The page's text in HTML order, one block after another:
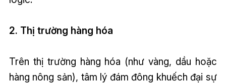
2. Thị trường hàng hóa
Trên thị trường hàng hóa (như vàng, dầu hoặc
hàng nông sản), tâm lý đám đông khuếch đại sự